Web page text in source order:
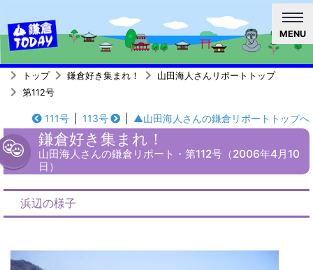
MENU
トップ 鎌倉好き集まれ！
山田海人さんリポートトップ
第112号
111号 113号 ▲山田海人さんの鎌倉リポートトップへ
鎌倉好き集まれ！
山田海人さんの鎌倉リポート・第112号（2006年4月10
日）
浜辺の様子